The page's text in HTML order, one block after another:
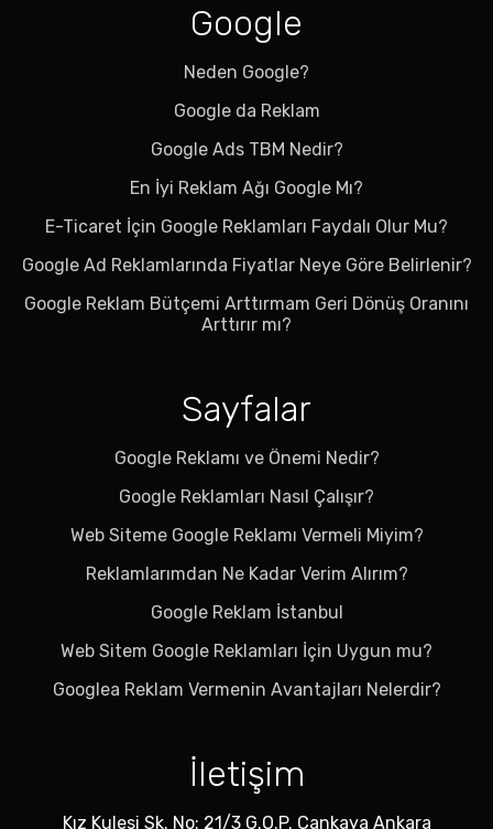
Google
Neden Google?
Google da Reklam
Google Ads TBM Nedir?
En İyi Reklam Ağı Google Mı?
E-Ticaret İçin Google Reklamları Faydalı Olur Mu?
Google Ad Reklamlarında Fiyatlar Neye Göre Belirlenir?
Google Reklam Bütçemi Arttırmam Geri Dönüş Oranını
Arttırır mı?
Sayfalar
Google Reklamı ve Önemi Nedir?
Google Reklamları Nasıl Çalışır?
Web Siteme Google Reklamı Vermeli Miyim?
Reklamlarımdan Ne Kadar Verim Alırım?
Google Reklam İstanbul
Web Sitem Google Reklamları İçin Uygun mu?
Googlea Reklam Vermenin Avantajları Nelerdir?
İletişim
Kız Kulesi Sk. No: 21/3 G.O.P. Çankaya Ankara